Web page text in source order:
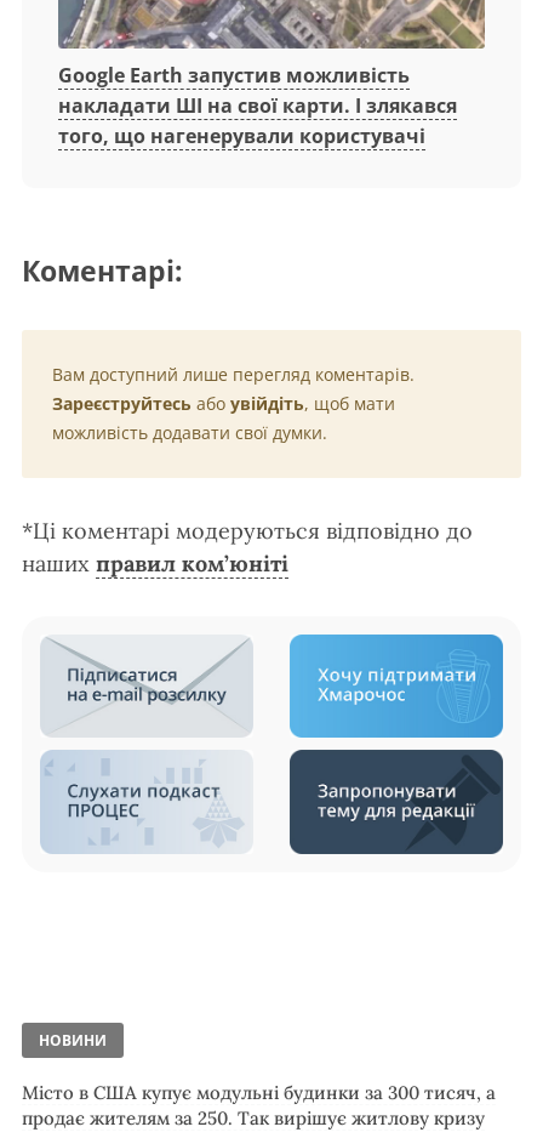
Google Earth запустив можливість
накладати ШІ на свої карти. І злякався
того, що нагенерували користувачі
Коментарі:
Вам доступний лише перегляд коментарів.
Зареєструйтесь або увійдіть, щоб мати
можливість додавати свої думки.
*Ці коментарі модеруються відповідно до
наших правил ком’юніті
НОВИНИ
Місто в США купує модульні будинки за 300 тисяч, а
продає жителям за 250. Так вирішує житлову кризу